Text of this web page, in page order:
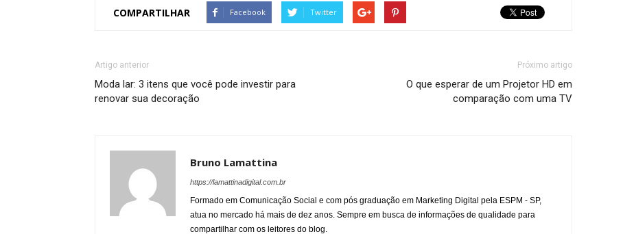
COMPARTILHAR Facebook Twitter
Artigo anterior
Moda lar: 3 itens que você pode investir para
renovar sua decoração
Próximo artigo
O que esperar de um Projetor HD em
comparação com uma TV
Bruno Lamattina
https://lamattinadigital.com.br
Formado em Comunicação Social e com pós graduação em Marketing Digital pela ESPM - SP,
atua no mercado há mais de dez anos. Sempre em busca de informações de qualidade para
compartilhar com os leitores do blog.